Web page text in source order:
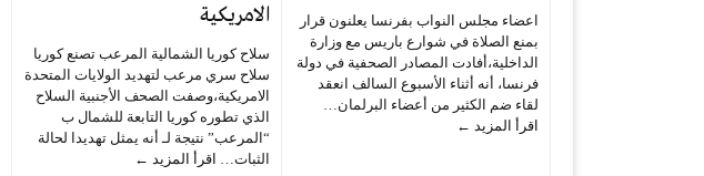
اعضاء مجلس النواب بفرنسا يعلنون قرار
بمنع الصلاة في شوارع باريس مع وزارة
الداخلية،أفادت المصادر الصحفية في دولة
فرنسا، أنه أثناء الأسبوع السالف انعقد
لقاء ضم الكثير من أعضاء البرلمان…
اقرأ المزيد ←
الامريكية
سلاح كوريا الشمالية المرعب تصنع كوريا
سلاح سري مرعب لتهديد الولايات المتحدة
الامريكية،وصفت الصحف الأجنبية السلاح
الذي تطوره كوريا التابعة للشمال ب
“المرعب” نتيجة لـ أنه يمثل تهديدا لحالة
الثبات… اقرأ المزيد ←